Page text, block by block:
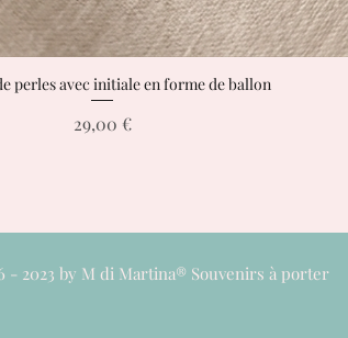
Aperçu rapide
perles avec initiale en forme de ballon
Prix
29,00 €
- 2023 by M di Martina® Souvenirs à porter